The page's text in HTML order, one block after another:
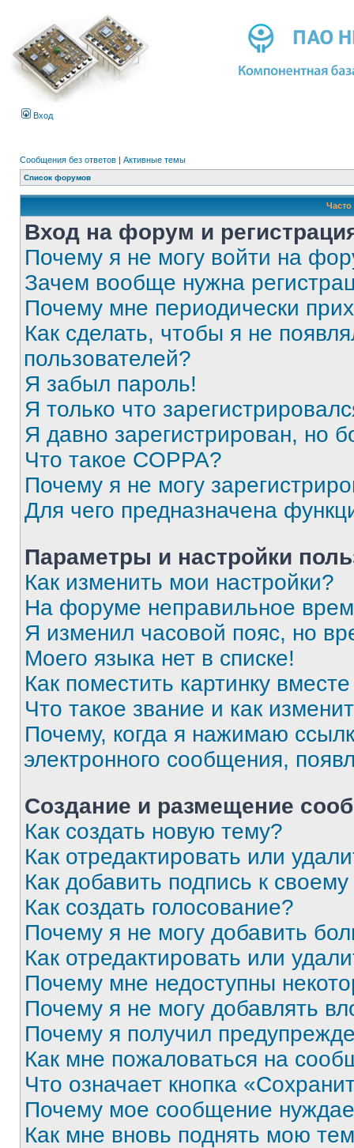
Вход
Сообщения без ответов | Активные темы
Список форумов
Вход на форум и
Почему я не могу войти на
Зачем вообще нужна
Почему мне периодически
Как сделать, чтобы я не
пользователей?
Я забыл пароль!
Я только что
Я давно зарегистрирован, но
Что такое COPPA?
Почему я не могу
Для чего предназначена
Параметры и настройки
Как изменить мои настройки?
На форуме неправильное
Я изменил часовой пояс, но
Моего языка нет в списке!
Как поместить картинку
Что такое звание и как
Почему, когда я нажимаю
электронного сообщения,
Создание и размещение
Как создать новую тему?
Как отредактировать или
Как добавить подпись к
Как создать голосование?
Почему я не могу добавить
Как отредактировать или
Почему мне недоступны
Почему я не могу добавлять
Почему я получил
Как мне пожаловаться на
Что означает кнопка
Почему мое сообщение
Как мне вновь поднять мою